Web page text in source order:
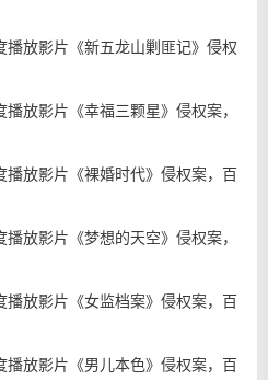
放影片《新五龙山剿匪记》侵权
放影片《幸福三颗星》侵权案，
放影片《裸婚时代》侵权案，百
放影片《梦想的天空》侵权案，
放影片《女监档案》侵权案，百
放影片《男儿本色》侵权案，百